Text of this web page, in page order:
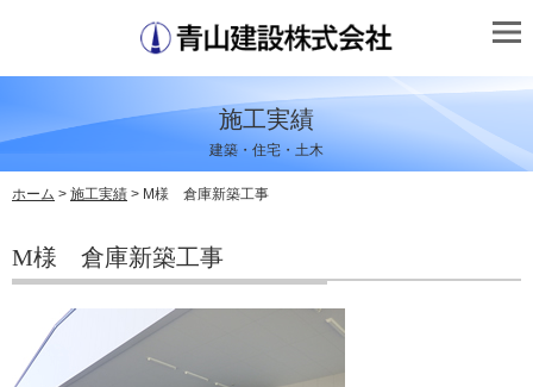
施工実績
建築・住宅・土木
ホーム > 施工実績 > M様 倉庫新築工事
M様 倉庫新築工事